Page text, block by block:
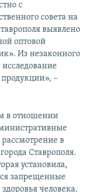
с
совета на
выявлено
оптовой
Из незаконного
–
в отношении
в
Ставрополя.
установила,
запрещенные
человека.